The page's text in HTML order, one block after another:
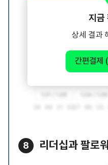
지금
상세 결과
간편결
8 리더십과 팔로